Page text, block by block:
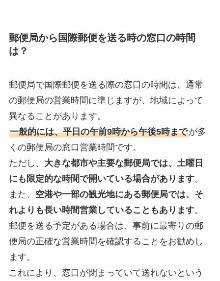
郵便局から国際郵便を送る時の窓口の時間
は？
郵便局で国際郵便を送る際の窓口の時間は、通常
の郵便局の営業時間に準じますが、地域によって
異なることがあります。
一般的には、平日の午前9時から午後5時までが多
くの郵便局の窓口営業時間です。
ただし、 大きな都市や主要な郵便局では、土曜日
にも限定的な時間で開いている場合があります。
また、 空港や一部の観光地にある郵便局では、そ
れよりも長い時間営業していることもあります。
郵便を送る予定がある場合は、事前に最寄りの郵
便局の正確な営業時間を確認することをお勧めし
ます。
これにより、窓口が閉まっていて送れないという